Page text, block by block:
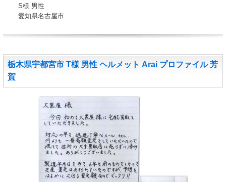
S様 男性
愛知県名古屋市
栃木県宇都宮市 T様 男性 ヘルメット Arai プロファイル 芳
賀